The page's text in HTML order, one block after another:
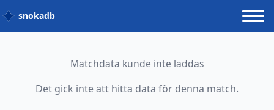
snokadb
Matchdata kunde inte laddas
Det gick inte att hitta data för denna match.